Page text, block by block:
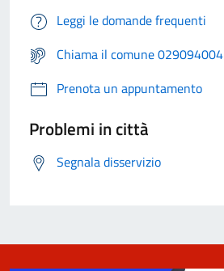
Leggi le domande frequenti
Chiama il comune 029094004
Prenota un appuntamento
Problemi in città
Segnala disservizio